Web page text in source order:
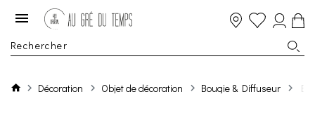
Décoration Objet de décoration Bougie & Diffuseur